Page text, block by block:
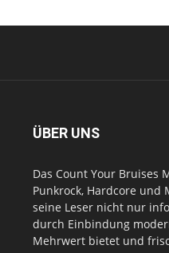
ÜBER UNS
Das Count Your Bruises
Punkrock, Hardcore und
seine Leser nicht nur
durch Einbindung
Mehrwert bietet und